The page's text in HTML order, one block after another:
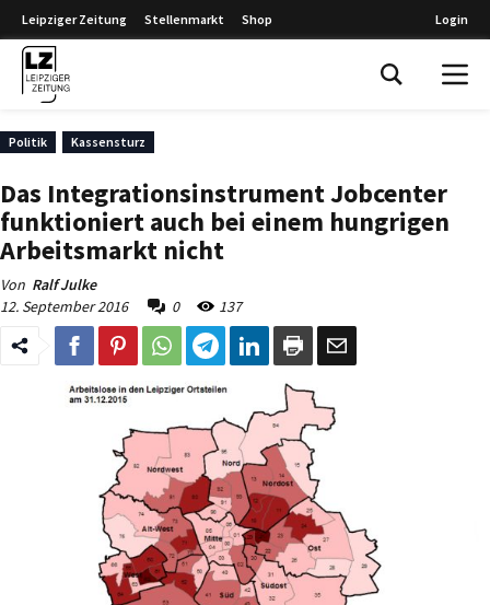
Leipziger Zeitung Stellenmarkt Shop Login
Politik Kassensturz
Das Integrationsinstrument Jobcenter
funktioniert auch bei einem hungrigen
Arbeitsmarkt nicht
Von Ralf Julke
12. September 2016
0 137